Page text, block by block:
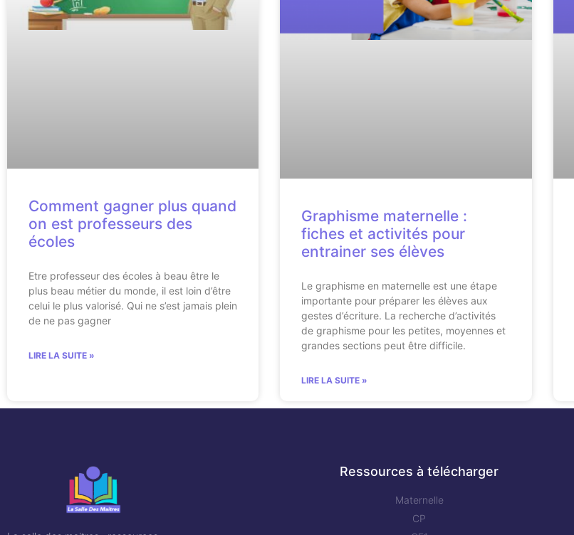
Comment gagner plus quand
on est professeurs des
écoles
Etre professeur des écoles à beau être le
plus beau métier du monde, il est loin d’être
celui le plus valorisé. Qui ne s’est jamais plein
de ne pas gagner
LIRE LA SUITE »
Graphisme maternelle :
fiches et activités pour
entrainer ses élèves
Le graphisme en maternelle est une étape
importante pour préparer les élèves aux
gestes d’écriture. La recherche d’activités
de graphisme pour les petites, moyennes et
grandes sections peut être difficile.
LIRE LA SUITE »
Ressources à télécharger
Maternelle
CP